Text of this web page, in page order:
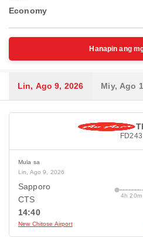
Economy
Hanapin ang
Lin, Ago 9, 2026 Miy, Ago
FD243
Mula sa
Lin, Ago 9, 2026
Sapporo
CTS
14:40
New Chitose Airport
4h 20m